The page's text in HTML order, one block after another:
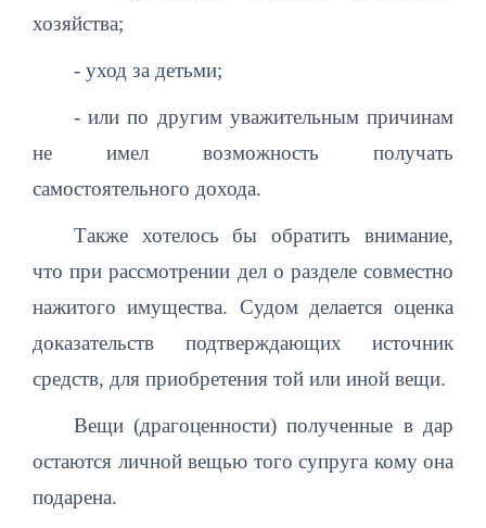
хозяйства;
- уход за детьми;
- или по другим уважительным причинам
не имел возможность получать
самостоятельного дохода.
Также хотелось бы обратить внимание,
что при рассмотрении дел о разделе совместно
нажитого имущества. Судом делается оценка
доказательств подтверждающих источник
средств, для приобретения той или иной вещи.
Вещи (драгоценности) полученные в дар
остаются личной вещью того супруга кому она
подарена.